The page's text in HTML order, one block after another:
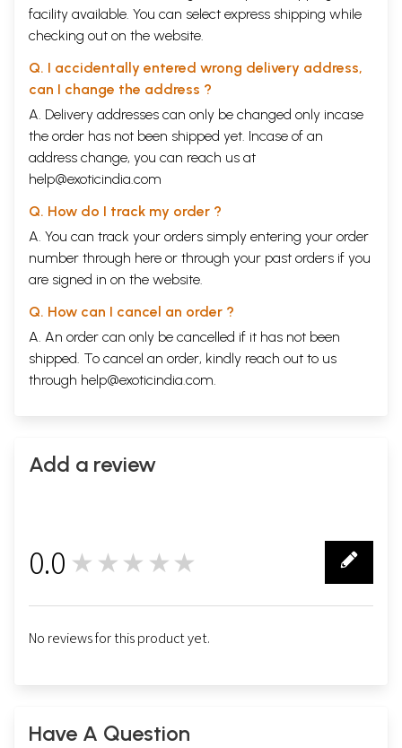
facility available. You can select express shipping while
checking out on the website.
Q. I accidentally entered wrong delivery address,
can I change the address ?
A. Delivery addresses can only be changed only incase
the order has not been shipped yet. Incase of an
address change, you can reach us at
help@exoticindia.com
Q. How do I track my order ?
A. You can track your orders simply entering your order
number through here or through your past orders if you
are signed in on the website.
Q. How can I cancel an order ?
A. An order can only be cancelled if it has not been
shipped. To cancel an order, kindly reach out to us
through help@exoticindia.com.
Add a review
0.0 ★★★★★
No reviews for this product yet.
Have A Question